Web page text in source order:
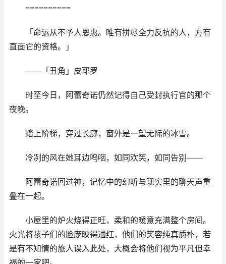
==========
「命运从不予人恩惠。唯有拼尽全力反抗的人，方有
直面它的资格。」
——「丑角」皮耶罗
时至今日，阿蕾奇诺仍然记得自己受封执行官的那个
夜晚。
踏上阶梯，穿过长廊，窗外是一望无际的冰雪。
冷冽的风在她耳边呜咽，如同欢笑，如同告别——
阿蕾奇诺回过神，记忆中的幻听与现实里的聊天声重
叠在一起。
小屋里的炉火烧得正旺，柔和的暖意充满整个房间。
火光将孩子们的脸庞映得通红，他们的笑容纯真质朴，若
是有不知情的旅人误入此处，大概会将他们视为平凡但幸